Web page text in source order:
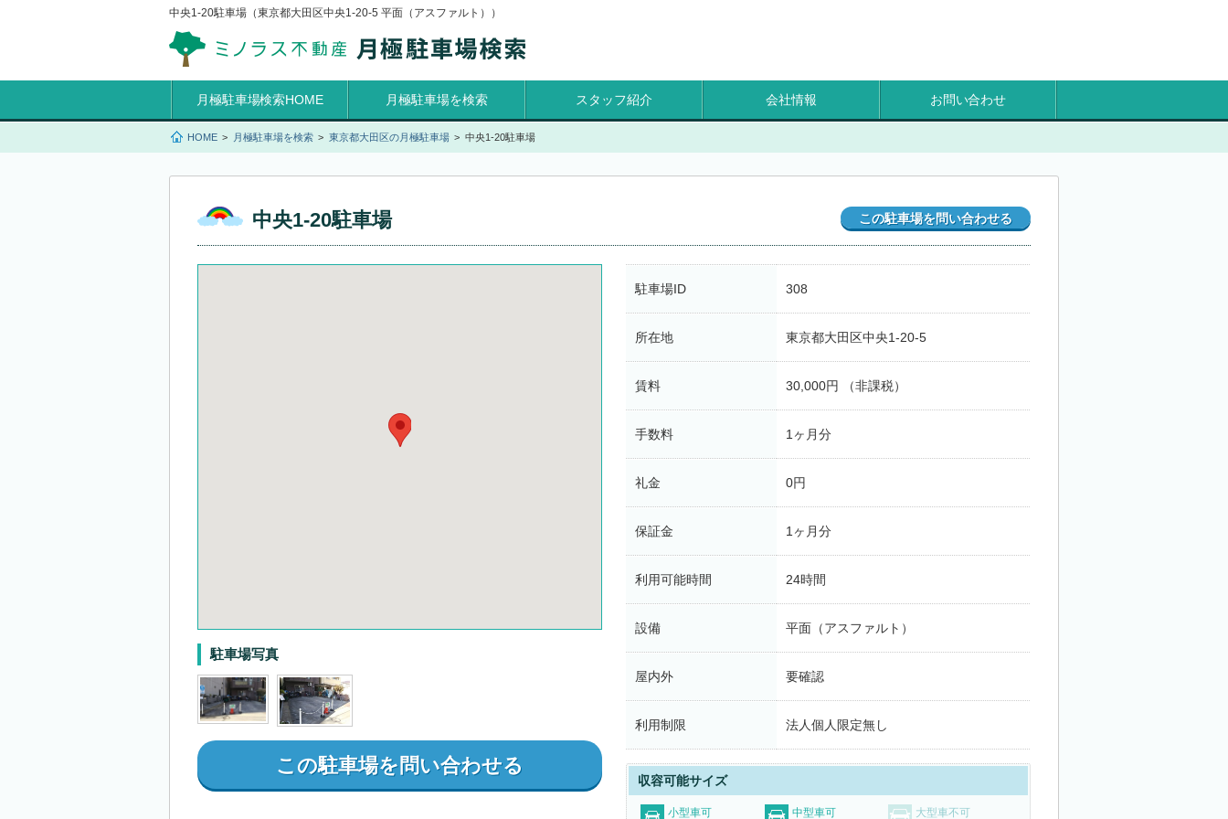
中央1-20駐車場（東京都大田区中央1-20-5 平面（アスファルト））
月極駐車場検索HOME 月極駐車場を検索 スタッフ紹介 会社情報 お問い合わせ
HOME 月極駐車場を検索 東京都大田区の月極駐車場 中央1-20駐車場
中央1-20駐車場 この駐車場を問い合わせる
駐車場写真
この駐車場を問い合わせる
駐車場ID 308
所在地 東京都大田区中央1-20-5
賃料 30,000円 （非課税）
手数料 1ヶ月分
礼金 0円
保証金 1ヶ月分
利用可能時間 24時間
設備 平面（アスファルト）
屋内外 要確認
利用制限 法人個人限定無し
収容可能サイズ
小型車可 中型車可 大型車不可